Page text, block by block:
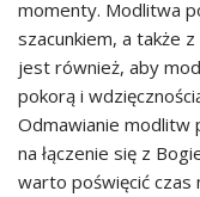
momenty. Modlitwa
szacunkiem, a także
jest również, aby
pokorą i
Odmawianie modlitw
na łączenie się z
warto poświęcić